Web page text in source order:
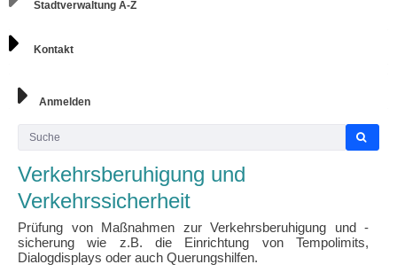
Stadtverwaltung A-Z
Kontakt
Anmelden
Verkehrsberuhigung und
Verkehrssicherheit
Prüfung von Maßnahmen zur Verkehrsberuhigung und -
sicherung wie z.B. die Einrichtung von Tempolimits,
Dialogdisplays oder auch Querungshilfen.